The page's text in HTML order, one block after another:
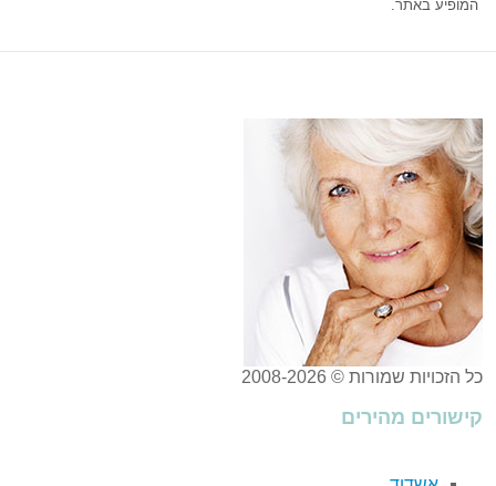
המופיע באתר.
כל הזכויות שמורות © 2008-2026
קישורים מהירים